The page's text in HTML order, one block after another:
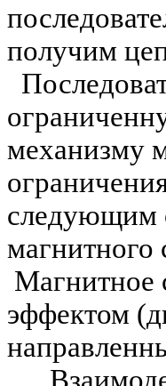
получим
механизму
следующим
Магнитное
эффектом